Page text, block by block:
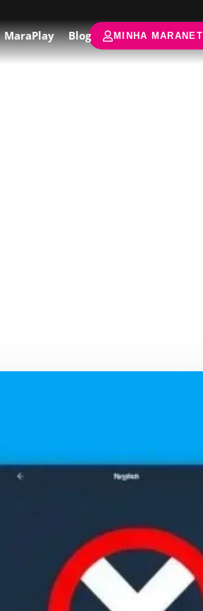
MaraPlay Blog MINHA MARANET